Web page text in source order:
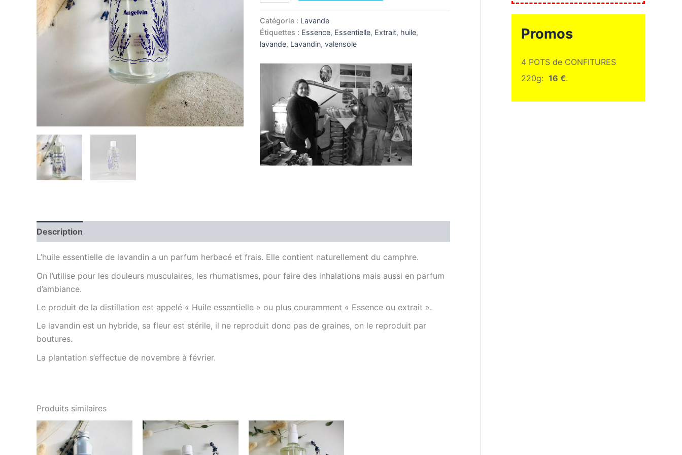
essentielle
de
lavandin
125ml
Catégorie : Lavande
Étiquettes : Essence, Essentielle, Extrait, huile,
lavande, Lavandin,valensole
Description
L’huile essentielle de lavandin a un parfum herbacé et frais. Elle contient naturellement du camphre.
On l’utilise pour les douleurs musculaires, les rhumatismes, pour faire des inhalations mais aussi en parfum
d’ambiance.
Le produit de la distillation est appelé « Huile essentielle » ou plus couramment « Essence ou extrait ».
Le lavandin est un hybride, sa fleur est stérile, il ne reproduit donc pas de graines, on le reproduit par
boutures.
La plantation s’effectue de novembre à février.
Produits similaires
Promos
4 POTS de CONFITURES
220g: 16 €.